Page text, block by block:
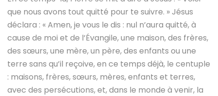
que nous avons tout quitté pour te suivre. » Jésus
déclara : « Amen, je vous le dis : nul n’aura quitté, à
cause de moi et de l’Évangile, une maison, des frères,
des sœurs, une mère, un père, des enfants ou une
terre sans qu’il reçoive, en ce temps déjà, le centuple
: maisons, frères, sœurs, mères, enfants et terres,
avec des persécutions, et, dans le monde à venir, la